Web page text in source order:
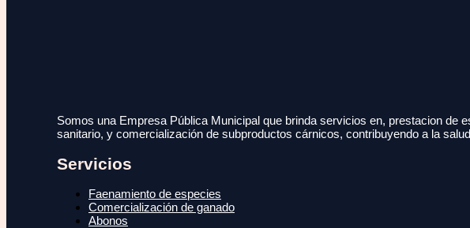
Somos una Empresa Pública Municipal que brinda servicios en, prestacion de
sanitario, y comercialización de subproductos cárnicos, contribuyendo a la
Servicios
Faenamiento de especies
Comercialización de ganado
Abonos